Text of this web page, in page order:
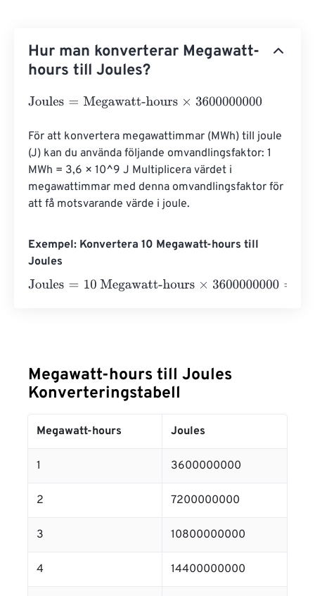
Hur man konverterar Megawatt-
hours till Joules?
Joules= Megawatt-hours×3600000000
För att konvertera megawattimmar (MWh) till joule
(J) kan du använda följande omvandlingsfaktor: 1
MWh = 3,6 × 10^9 J Multiplicera värdet i
megawattimmar med denna omvandlingsfaktor för
att få motsvarande värde i joule.
Exempel: Konvertera 10 Megawatt-hours till
Joules
Joules= 10 Megawatt-hours×3600000000=
Megawatt-hours till Joules
Konverteringstabell
Megawatt-hours Joules
1 3600000000
2 7200000000
3 10800000000
4 14400000000